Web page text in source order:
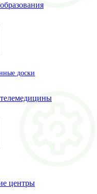
доски
центры